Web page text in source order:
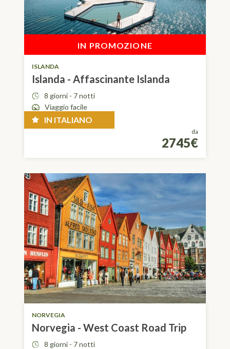
IN PROMOZIONE
ISLANDA
Islanda - Affascinante Islanda
8 giorni - 7 notti
Viaggio facile
IN ITALIANO
da
2745€
NORVEGIA
Norvegia - West Coast Road Trip
8 giorni - 7 notti